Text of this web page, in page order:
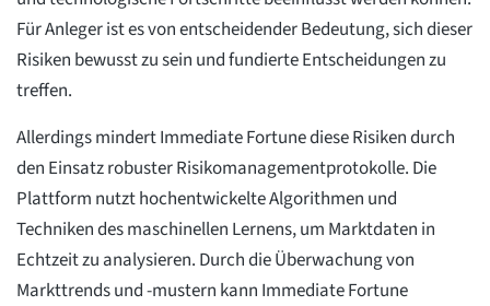
Für Anleger ist es von entscheidender Bedeutung, sich dieser
Risiken bewusst zu sein und fundierte Entscheidungen zu
treffen.
Allerdings mindert Immediate Fortune diese Risiken durch
den Einsatz robuster Risikomanagementprotokolle. Die
Plattform nutzt hochentwickelte Algorithmen und
Techniken des maschinellen Lernens, um Marktdaten in
Echtzeit zu analysieren. Durch die Überwachung von
Markttrends und -mustern kann Immediate Fortune